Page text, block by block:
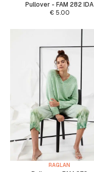
Pullover - FAM 282 IDA
€5.00
RAGLAN